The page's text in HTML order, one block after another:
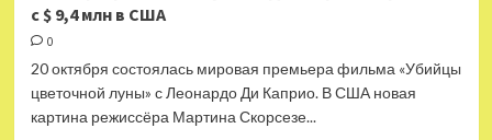
с $ 9,4 млн в США
0
20 октября состоялась мировая премьера фильма «Убийцы
цветочной луны» с Леонардо Ди Каприо. В США новая
картина режиссёра Мартина Скорсезе...